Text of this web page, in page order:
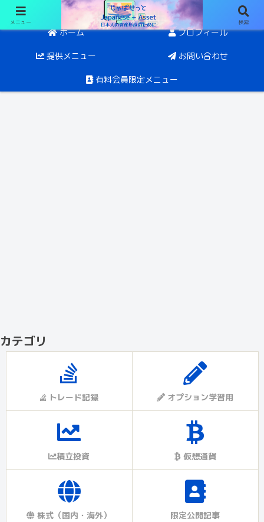
日経オプションと投資。目指すは5年後にFIRE
ホーム プロフィール
提供メニュー お問い合わせ
有料会員限定メニュー
カテゴリ
トレード記録 オプション学習用
積立投資 仮想通貨
株式（国内・海外） 限定公開記事
メニュー 検索